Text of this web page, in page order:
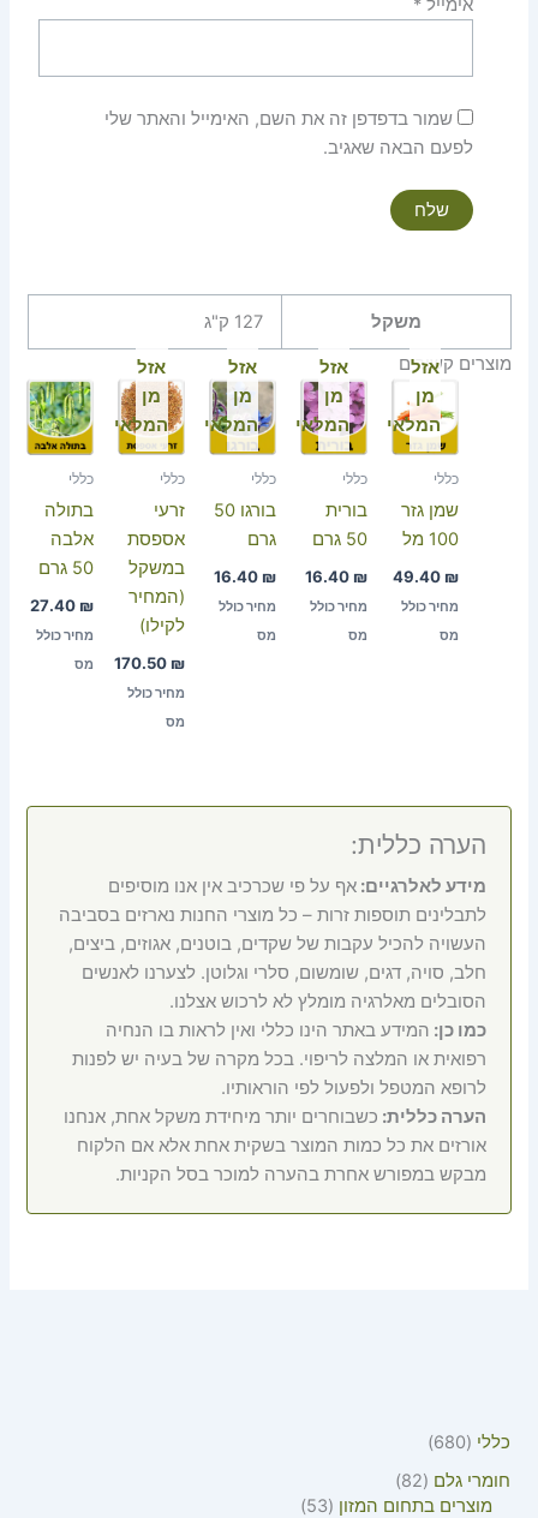
כללי
680
חומרי גלם
82
מוצרים בתחום המזון
53
אימייל *
שמור בדפדפן זה את השם, האימייל והאתר שלי
לפעם הבאה שאגיב.
משקל
127 ק"ג
מוצרים קשורים
אזל
מן
המלאי
כללי
שמן גזר
100 מל
49.40 ₪
מחיר כולל
מס
אזל
מן
המלאי
כללי
בורית
50 גרם
16.40 ₪
מחיר כולל
מס
אזל
מן
המלאי
כללי
בורגו 50
גרם
16.40 ₪
מחיר כולל
מס
אזל
מן
המלאי
כללי
זרעי
אספסת
במשקל
(המחיר
לקילו)
170.50 ₪
מחיר כולל
מס
כללי
בתולה
אלבה
50 גרם
27.40 ₪
מחיר כולל
מס
הערה כללית:
מידע לאלרגיים:אף על פי שכרכיב אין אנו מוסיפים
לתבלינים תוספות זרות – כל מוצרי החנות נארזים בסביבה
העשויה להכיל עקבות של שקדים, בוטנים, אגוזים, ביצים,
חלב, סויה, דגים, שומשום, סלרי וגלוטן. לצערנו לאנשים
הסובלים מאלרגיה מומלץ לא לרכוש אצלנו.
כמו כן: המידע באתר הינו כללי ואין לראות בו הנחיה
רפואית או המלצה לריפוי. בכל מקרה של בעיה יש לפנות
לרופא המטפל ולפעול לפי הוראותיו.
הערה כללית: כשבוחרים יותר מיחידת משקל אחת, אנחנו
אורזים את כל כמות המוצר בשקית אחת אלא אם הלקוח
מבקש במפורש אחרת בהערה למוכר בסל הקניות.